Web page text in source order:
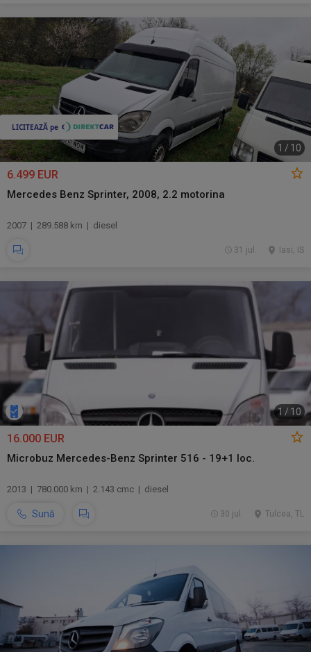
1 / 10
6.499 EUR
Mercedes Benz Sprinter, 2008, 2.2 motorina
2007 | 289.588 km | diesel
Iasi, IS
31 jul.
1 / 10
16.000 EUR
Microbuz Mercedes-Benz Sprinter 516 - 19+1 loc.
2013 | 780.000 km | 2.143 cmc | diesel
Sună Tulcea, TL
30 jul.